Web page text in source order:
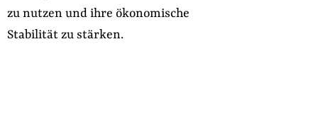
zu nutzen und ihre ökonomische
Stabilität zu stärken.